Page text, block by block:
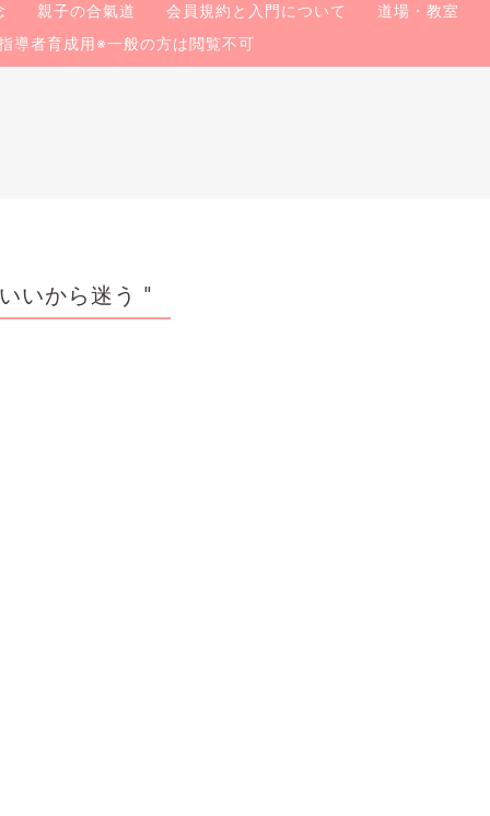
親子の合氣道 会員規約と入門について
道場・教室
導者育成用※一般の方は閲覧不可
いから迷う "